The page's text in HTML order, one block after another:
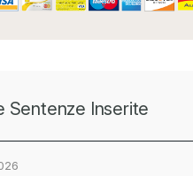
Sentenze Inserite